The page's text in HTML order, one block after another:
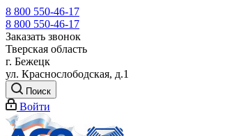
8 800 550-46-17
8 800 550-46-17
Заказать звонок
Тверская область
г. Бежецк
ул. Краснослободская, д.1
Поиск
Войти